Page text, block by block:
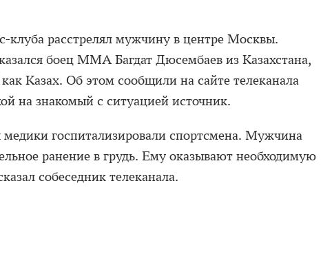
клуба расстрелял мужчину в центре Москвы.
боец ММА Багдат Дюсембаев из Казахстана,
Казах. Об этом сообщили на сайте телеканала
на знакомый с ситуацией источник.
медики госпитализировали спортсмена. Мужчина
ранение в грудь. Ему оказывают необходимую
собеседник телеканала.